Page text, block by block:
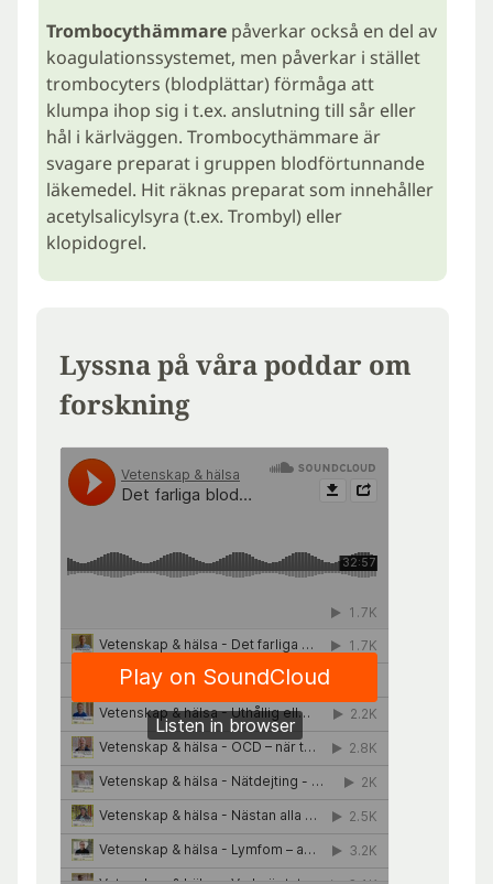
Trombocythämmare påverkar också en del av
koagulationssystemet, men påverkar i stället
trombocyters (blodplättar) förmåga att
klumpa ihop sig i t.ex. anslutning till sår eller
hål i kärlväggen. Trombocythämmare är
svagare preparat i gruppen blodförtunnande
läkemedel. Hit räknas preparat som innehåller
acetylsalicylsyra (t.ex. Trombyl) eller
klopidogrel.
Lyssna på våra poddar om
forskning